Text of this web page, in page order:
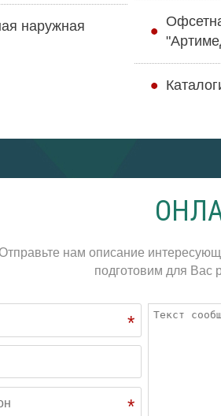
наружная
нам описание
подготовим для Вас
*
*